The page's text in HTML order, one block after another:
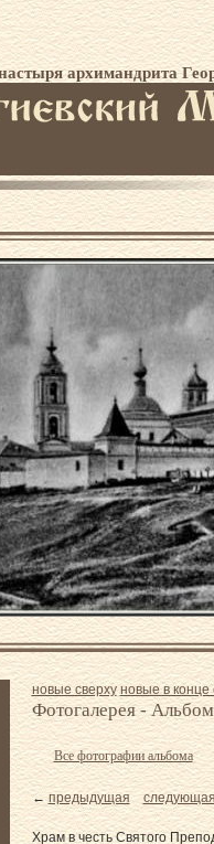
архимандрита
новые сверху новые в конце
Фотогалерея -
Все фотографии альбома
← предыдущая
Храм в честь Святого